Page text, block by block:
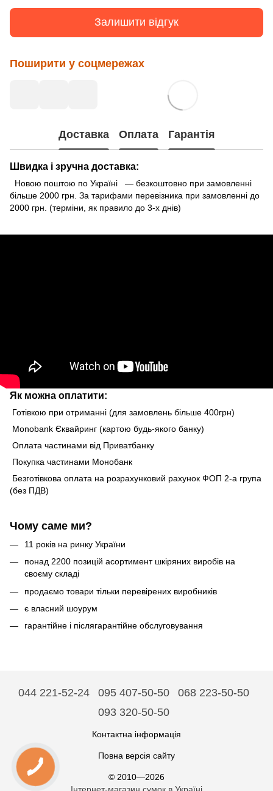
Залишити відгук
Поширити у соцмережах
Доставка Оплата Гарантія
Швидка і зручна доставка:
Новою поштою по Україні — безкоштовно при замовленні
більше 2000 грн. За тарифами перевізника при замовленні до
2000 грн. (терміни, як правило до 3-х днів)
Як можна оплатити:
Готівкою при отриманні (для замовлень більше 400грн)
Monobank Єквайринг (картою будь-якого банку)
Оплата частинами від Приватбанку
Покупка частинами Монобанк
Безготівкова оплата на розрахунковий рахунок ФОП 2-а група
(без ПДВ)
Чому саме ми?
11 років на ринку України
понад 2200 позицій асортимент шкіряних виробів на
своєму складі
продаємо товари тільки перевірених виробників
є власний шоурум
гарантійне і післягарантійне обслуговування
044 221-52-24 095 407-50-50
068 223-50-50
093 320-50-50
Контактна інформація
Повна версія сайту
© 2010—2026